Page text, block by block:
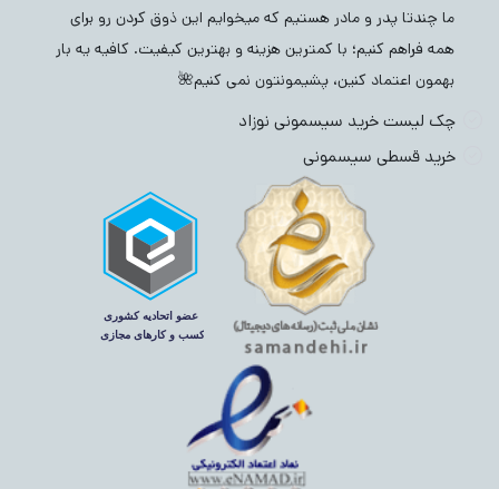
ما چندتا پدر و مادر هستیم که میخوایم این ذوق کردن رو برای
همه فراهم کنیم؛ با کمترین هزینه و بهترین کیفیت. کافیه یه بار
بهمون اعتماد کنین، پشیمونتون نمی کنیم🌺
چک لیست خرید سیسمونی نوزاد
خرید قسطی سیسمونی